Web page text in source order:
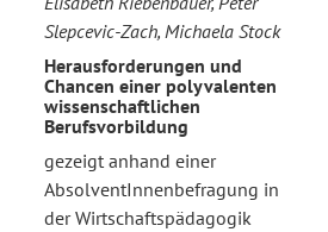
Slepcevic-Zach, Michaela Stock
Herausforderungen und
Chancen einer polyvalenten
wissenschaftlichen
Berufsvorbildung
gezeigt anhand einer
AbsolventInnenbefragung in
der Wirtschaftspädagogik